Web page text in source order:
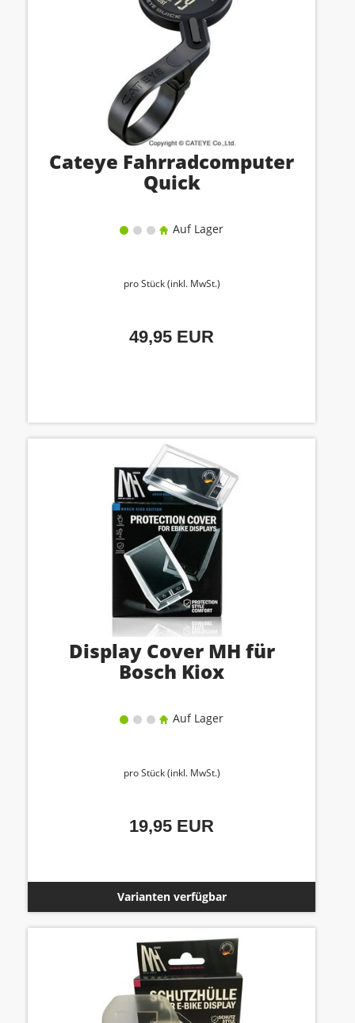
Cateye Fahrradcomputer
Quick
Auf Lager
pro Stück (inkl. MwSt.)
49,95 EUR
Display Cover MH für
Bosch Kiox
Auf Lager
pro Stück (inkl. MwSt.)
19,95 EUR
Varianten verfügbar